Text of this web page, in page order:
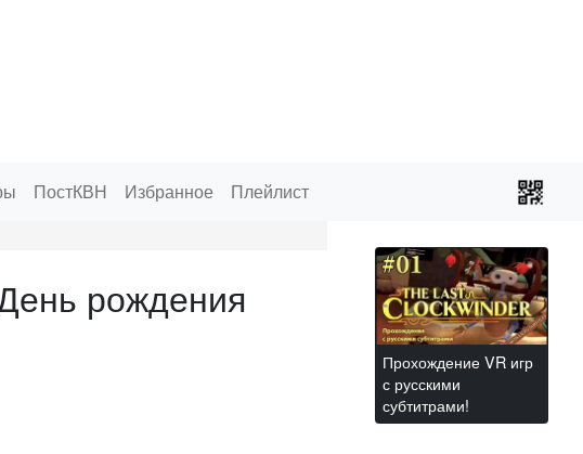
ПостКВН Избранное Плейлист
рождения
Прохождение VR игр
с русскими
субтитрами!